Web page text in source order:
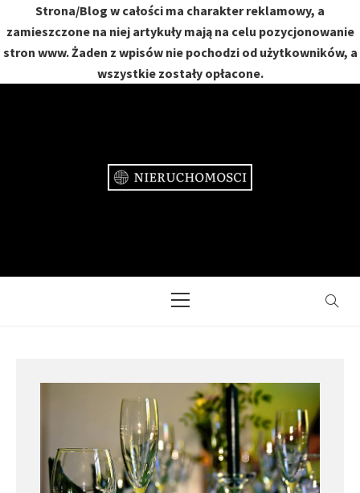
Strona/Blog w całości ma charakter reklamowy, a
zamieszczone na niej artykuły mają na celu pozycjonowanie
stron www. Żaden z wpisów nie pochodzi od użytkowników, a
wszystkie zostały opłacone.
Menu